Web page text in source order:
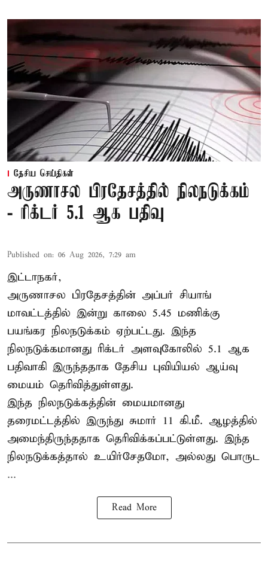
தேசிய செய்திகள்
அருணாசல பிரதேசத்தில் நிலநடுக்கம்
- ரிக்டர் 5.1 ஆக பதிவு
Published on: 06 Aug 2026, 7:29 am
இட்டாநகர்,
அருணாசல பிரதேசத்தின் அப்பர் சியாங்
மாவட்டத்தில் இன்று காலை 5.45 மணிக்கு
பயங்கர நிலநடுக்கம் ஏற்பட்டது. இந்த
நிலநடுக்கமானது ரிக்டர் அளவுகோலில் 5.1 ஆக
பதிவாகி இருந்ததாக தேசிய புவியியல் ஆய்வு
மையம் தெரிவித்துள்ளது.
இந்த நிலநடுக்கத்தின் மையமானது
தரைமட்டத்தில் இருந்து சுமார் 11 கி.மீ. ஆழத்தில்
அமைந்திருந்ததாக தெரிவிக்கப்பட்டுள்ளது. இந்த
நிலநடுக்கத்தால் உயிர்சேதமோ, அல்லது பொருட
...
Read More